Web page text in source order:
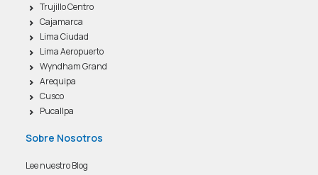
Trujillo Centro
Cajamarca
Lima Ciudad
Lima Aeropuerto
Wyndham Grand
Arequipa
Cusco
Pucallpa
Sobre Nosotros
Lee nuestro Blog